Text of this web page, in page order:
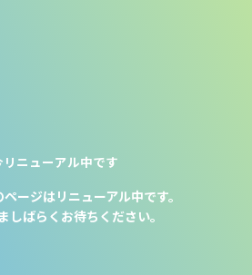
リニューアル中です
ページはリニューアル中です。
しばらくお待ちください。